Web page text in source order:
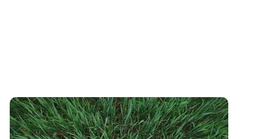
PROJET TERMINÉ
La réponse au phosphore des cultures